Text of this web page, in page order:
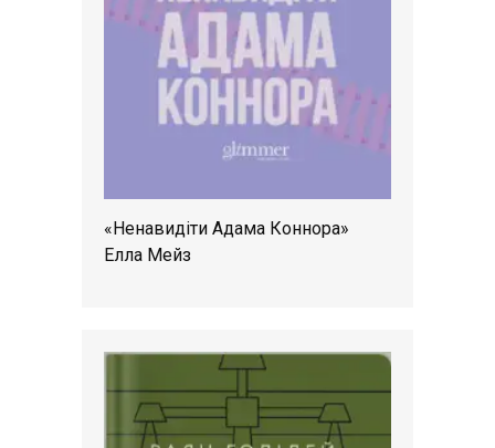
«Ненавидіти Адама Коннора»
Елла Мейз